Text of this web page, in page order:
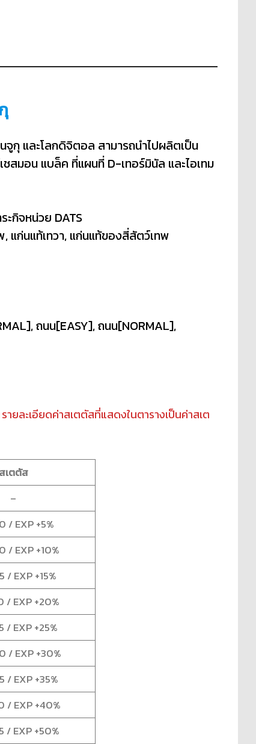
กุ และโลกดิจิตอล สามารถนำไปผลิตเป็น
สมอน แบล็ค ที่แผนที่ D-เทอร์มินัล และไอเทม
ะกิจหน่วย DATS
ก่นแท้เทวา, แก่นแท้ของสี่สัตว์เทพ
ถนน[EASY], ถนน[NORMAL],
ยละเอียดค่าสเตตัสที่แสดงในตารางเป็นค่าสเต
สเตตัส
–
/ EXP +5%
/ EXP +10%
/ EXP +15%
/ EXP +20%
/ EXP +25%
/ EXP +30%
/ EXP +35%
/ EXP +40%
/ EXP +50%